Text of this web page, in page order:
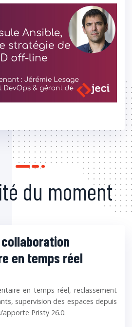
du moment
en temps réel
en temps réel, reclassement
supervision des espaces depuis
Pristy 26.0.